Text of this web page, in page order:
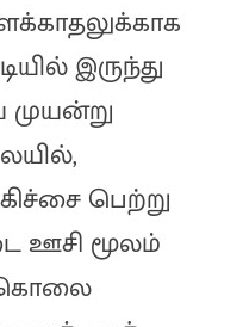
இருந்து
பெற்று
ஊசி மூலம்
கொலை